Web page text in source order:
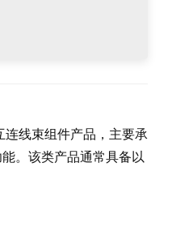
线束组件产品，主要承
。该类产品通常具备以